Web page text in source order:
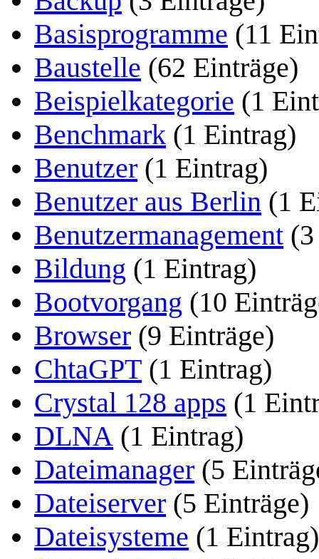
Basisprogramme (11
Baustelle (62 Einträge)
Beispielkategorie (1
Benchmark (1 Eintrag)
Benutzer (1 Eintrag)
Benutzer aus Berlin (1
Benutzermanagement
Bildung (1 Eintrag)
Bootvorgang (10
Browser (9 Einträge)
ChtaGPT (1 Eintrag)
Crystal 128 apps (1
DLNA (1 Eintrag)
Dateimanager (5
Dateiserver (5 Einträge)
Dateisysteme (1 Eintrag)